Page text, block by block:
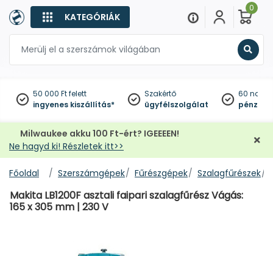
KATEGÓRIÁK
0
50 000 Ft felett
ingyenes kiszállítás*
Szakértő
ügyfélszolgálat
60
Milwaukee akku 100 Ft-ért? IGEEEEN!
Ne hagyd ki! Részletek itt>>
Főoldal Szerszámgépek Fűrészgépek Szalagfűrészek
Makita LB1200F asztali faipari szalagfűrész Vágás:
165 x 305 mm | 230 V